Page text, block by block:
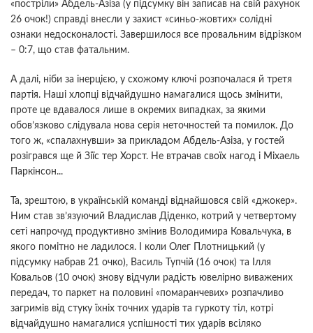
«постріли» Абдель-Азіза (у підсумку він записав на свій рахунок
26 очок!) справді внесли у захист «синьо-жовтих» солідні
ознаки недосконалості. Завершилося все провальним відрізком
– 0:7, що став фатальним.
А далі, ніби за інерцією, у схожому ключі розпочалася й третя
партія. Наші хлопці відчайдушно намагалися щось змінити,
проте це вдавалося лише в окремих випадках, за якими
обов’язково слідувала нова серія неточностей та помилок. До
того ж, «спалахнувши» за прикладом Абдель-Азіза, у гостей
розігрався ще й Зіїс тер Хорст. Не втрачав своїх нагод і Міхаель
Паркінсон...
Та, зрештою, в українській команді віднайшовся свій «джокер».
Ним став зв’язуючий Владислав Діденко, котрий у четвертому
сеті напрочуд продуктивно змінив Володимира Ковальчука, в
якого помітно не ладилося. І коли Олег Плотницький (у
підсумку набрав 21 очко), Василь Тупчій (16 очок) та Ілля
Ковальов (10 очок) знову відчули радість ювелірно виважених
передач, то паркет на половині «помаранчевих» розпачливо
загримів від стуку їхніх точних ударів та гуркоту тіл, котрі
відчайдушно намагалися успішності тих ударів всіляко